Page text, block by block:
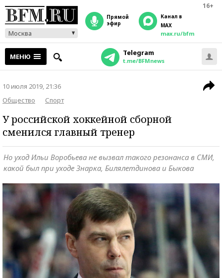
16+
Москва
прямой
эфир
Канал в
MAX
max.ru/bfm
МЕНЮ Telegram
t.me/BFMnews
10 июля 2019, 21:36
Общество
Спорт
У российской хоккейной сборной
сменился главный тренер
Но уход Ильи Воробьева не вызвал такого резонанса в СМИ,
какой был при уходе Знарка, Билялетдинова и Быкова